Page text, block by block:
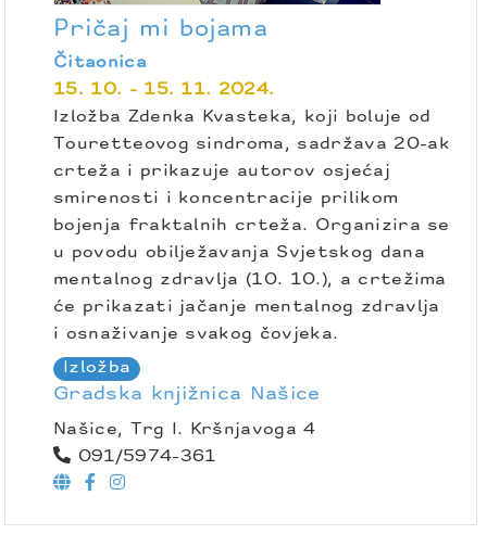
Pričaj mi bojama
Čitaonica
15. 10. - 15. 11. 2024.
Izložba Zdenka Kvasteka, koji boluje od
Touretteovog sindroma, sadržava 20-ak
crteža i prikazuje autorov osjećaj
smirenosti i koncentracije prilikom
bojenja fraktalnih crteža. Organizira se
u povodu obilježavanja Svjetskog dana
mentalnog zdravlja (10. 10.), a crtežima
će prikazati jačanje mentalnog zdravlja
i osnaživanje svakog čovjeka.
Izložba
Gradska knjižnica Našice
Našice, Trg I. Kršnjavoga 4
091/5974-361